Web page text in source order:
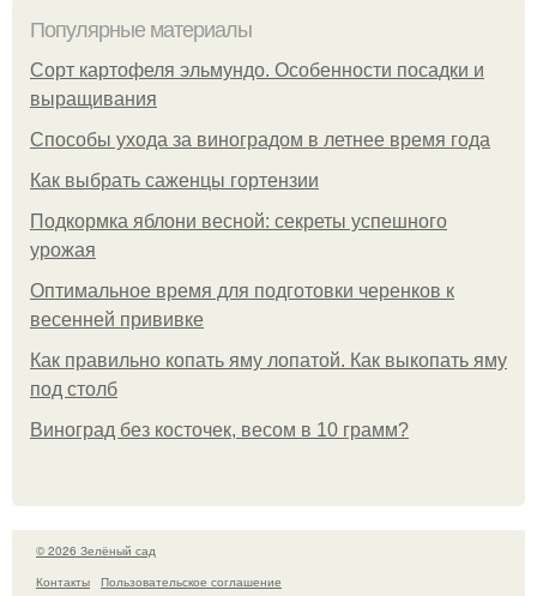
Популярные материалы
Сорт картофеля эльмундо. Особенности посадки и
выращивания
Способы ухода за виноградом в летнее время года
Как выбрать саженцы гортензии
Подкормка яблони весной: секреты успешного
урожая
Оптимальное время для подготовки черенков к
весенней прививке
Как правильно копать яму лопатой. Как выкопать яму
под столб
Виноград без косточек, весом в 10 грамм?
© 2026 Зелёный сад
Контакты
Пользовательское соглашение